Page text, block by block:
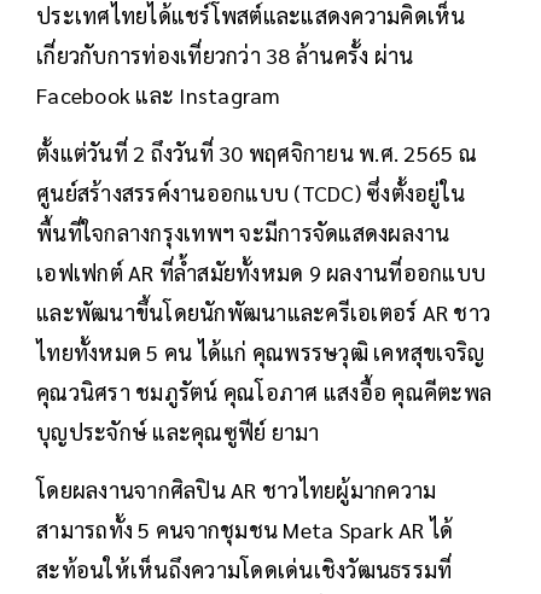
ประเทศไทยได้แชร์โพสต์และแสดงความคิดเห็น
เกี่ยวกับการท่องเที่ยวกว่า 38 ล้านครั้ง ผ่าน
Facebook และ Instagram
ตั้งแต่วันที่ 2 ถึงวันที่ 30 พฤศจิกายน พ.ศ. 2565 ณ
ศูนย์สร้างสรรค์งานออกแบบ (TCDC) ซึ่งตั้งอยู่ใน
พื้นที่ใจกลางกรุงเทพฯ จะมีการจัดแสดงผลงาน
เอฟเฟกต์ AR ที่ล้ำสมัยทั้งหมด 9 ผลงานที่ออกแบบ
และพัฒนาขึ้นโดยนักพัฒนาและครีเอเตอร์ AR ชาว
ไทยทั้งหมด 5 คน ได้แก่ คุณพรรษวุฒิ เคหสุขเจริญ
คุณวนิศรา ชมภูรัตน์ คุณโอภาศ แสงอื้อ คุณคีตะพล
บุญประจักษ์ และคุณซูฟีย์ ยามา
โดยผลงานจากศิลปิน AR ชาวไทยผู้มากความ
สามารถทั้ง 5 คนจากชุมชน Meta Spark AR ได้
สะท้อนให้เห็นถึงความโดดเด่นเชิงวัฒนธรรมที่